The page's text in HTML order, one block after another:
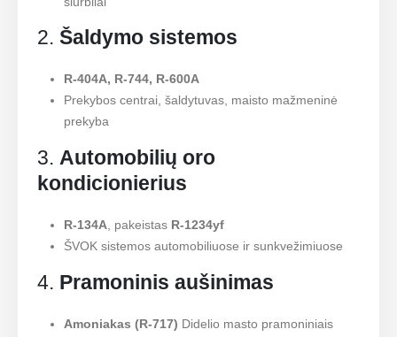
2.Šaldymo sistemos
R-404A, R-744, R-600A
Prekybos centrai, šaldytuvas, maisto mažmeninė
prekyba
3.Automobilių oro
kondicionierius
R-134A, pakeistas R-1234yf
ŠVOK sistemos automobiliuose ir sunkvežimiuose
4. Pramoninis aušinimas
Amoniakas (R-717) Didelio masto pramoniniais